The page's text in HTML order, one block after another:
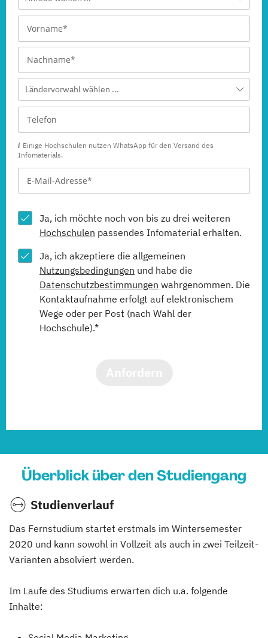
Ländervorwahl wählen ...
Einige Hochschulen nutzen WhatsApp für den Versand des
Infomaterials.
Ja, ich möchte noch von bis zu drei weiteren
Hochschulen passendes Infomaterial erhalten.
Ja, ich akzeptiere die allgemeinen
Nutzungsbedingungen und habe die
Datenschutzbestimmungen wahrgenommen. Die
Kontaktaufnahme erfolgt auf elektronischem
Wege oder per Post (nach Wahl der
Hochschule).*
Überblick über den Studiengang
Studienverlauf
Das Fernstudium startet erstmals im Wintersemester
2020 und kann sowohl in Vollzeit als auch in zwei Teilzeit-
Varianten absolviert werden.
Im Laufe des Studiums erwarten dich u.a. folgende
Inhalte: